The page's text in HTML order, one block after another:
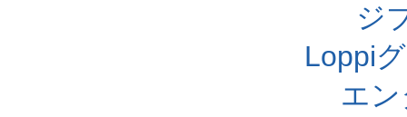
ジ
Loppi
エ